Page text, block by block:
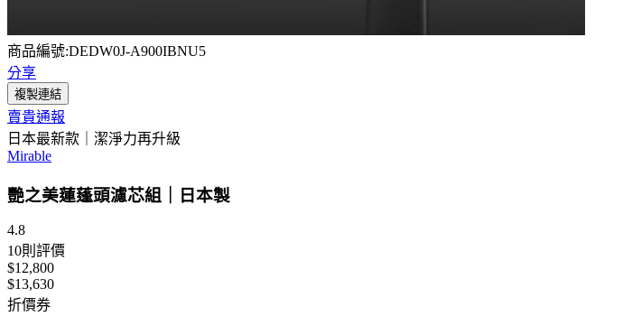
商品編號:DEDW0J-A900IBNU5
分享
複製連結
賣貴通報
日本最新款｜潔淨力再升級
Mirable
艷之美蓮蓬頭濾芯組｜日本製
4.8
10則評價
$12,800
$13,630
折價券